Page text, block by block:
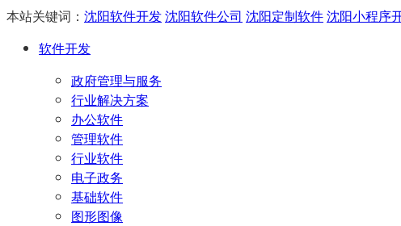
本站关键词： 沈阳软件开发沈阳软件公司 沈阳定制软件沈阳小程序
软件开发
政府管理与服务
行业解决方案
办公软件
管理软件
行业软件
电子政务
基础软件
图形图像